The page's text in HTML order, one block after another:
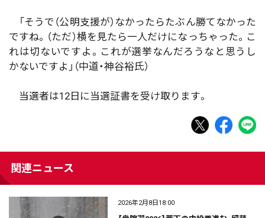
「そうで（公明支援が）なかったらたぶん勝てなかった
ですね。（ただ）横を見たら一人だけになっちゃった。こ
れは切ないですよ。これが選挙なんだろうなと思うし
かないですよ」（中道・神谷裕氏）
当選者は12日に当選証書を受け取ります。
関連ニュース
2026年2月8日18:00